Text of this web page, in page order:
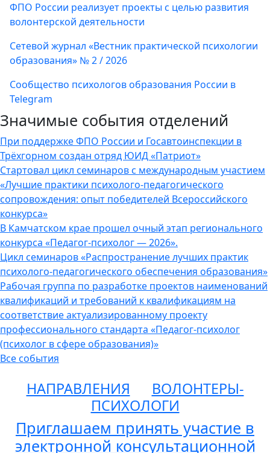
ФПО России реализует проекты с целью развития
волонтерской деятельности
Сетевой журнал «Вестник практической психологии
образования» № 2 / 2026
Сообщество психологов образования России в
Telegram
Значимые события отделений
При поддержке ФПО России и Госавтоинспекции в
Трёхгорном создан отряд ЮИД «Патриот»
Стартовал цикл семинаров с международным участием
«Лучшие практики психолого-педагогического
сопровождения: опыт победителей Всероссийского
конкурса»
В Камчатском крае прошел очный этап регионального
конкурса «Педагог-психолог — 2026».
Цикл семинаров «Распространение лучших практик
психолого-педагогического обеспечения образования»
Рабочая группа по разработке проектов наименований
квалификаций и требований к квалификациям на
соответствие актуализированному проекту
профессионального стандарта «Педагог-психолог
(психолог в сфере образования)»
Все события
НАПРАВЛЕНИЯ
ВОЛОНТЕРЫ-
ПСИХОЛОГИ
Приглашаем принять участие в
электронной консультационной